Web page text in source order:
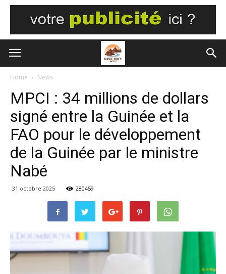
Home News
MPCI : 34 millions de dollars
signé entre la Guinée et la
FAO pour le développement
de la Guinée par le ministre
Nabé
31 octobre 2025 280459